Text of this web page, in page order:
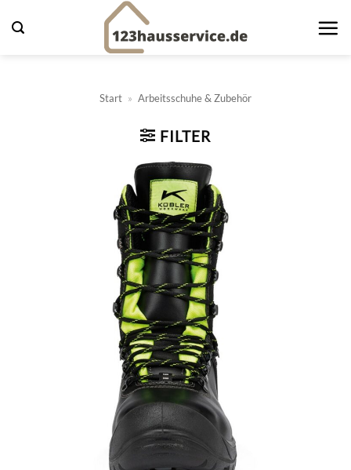
Inhalt
Start » Arbeitsschuhe & Zubehör
FILTER